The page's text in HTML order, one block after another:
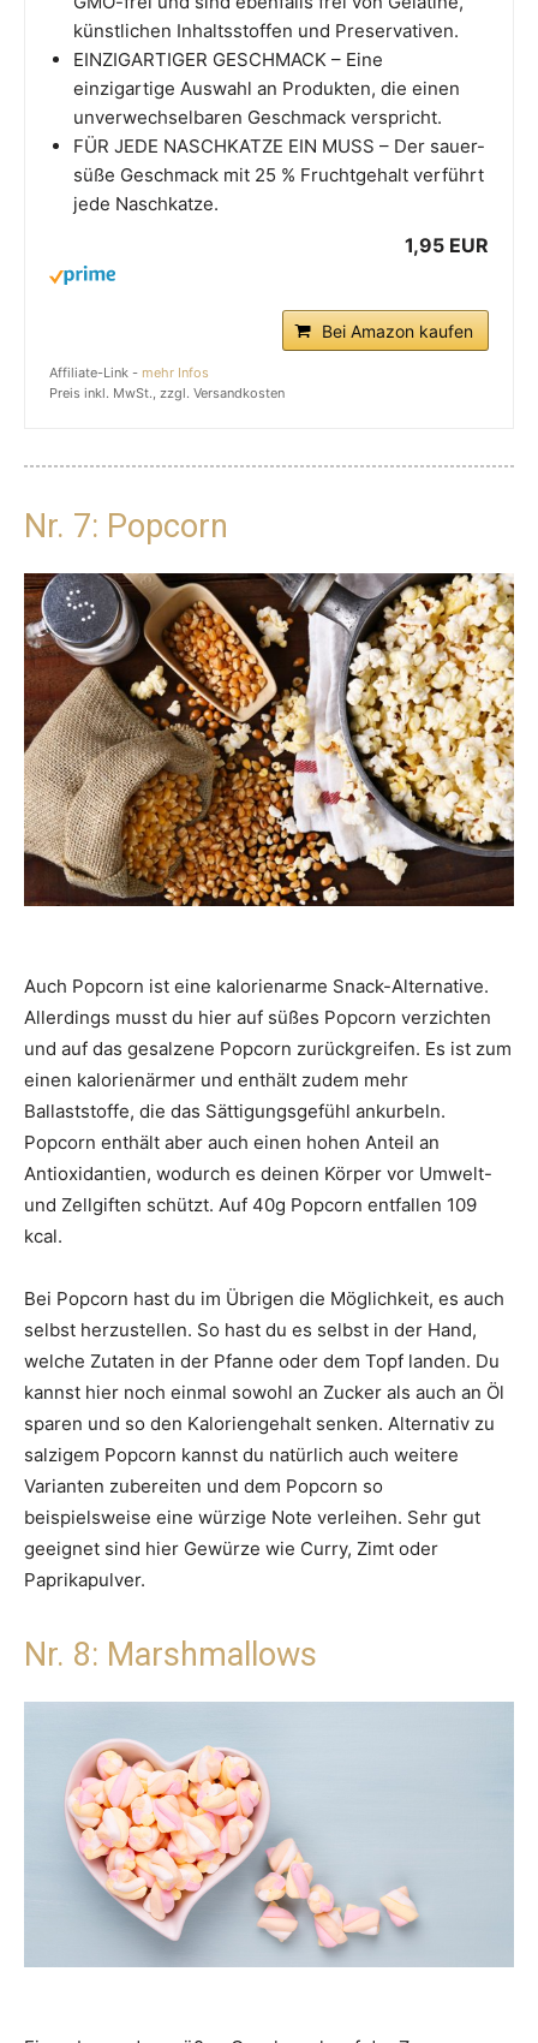
künstlichen Inhaltsstoffen und Preservativen.
EINZIGARTIGER GESCHMACK – Eine
einzigartige Auswahl an Produkten, die einen
unverwechselbaren Geschmack verspricht.
FÜR JEDE NASCHKATZE EIN MUSS – Der sauer-
süße Geschmack mit 25 % Fruchtgehalt verführt
jede Naschkatze.
1,95 EUR
Bei Amazon kaufen
Affiliate-Link - mehr Infos
Preis inkl. MwSt., zzgl. Versandkosten
Nr. 7: Popcorn
Auch Popcorn ist eine kalorienarme Snack-Alternative.
Allerdings musst du hier auf süßes Popcorn verzichten
und auf das gesalzene Popcorn zurückgreifen. Es ist zum
einen kalorienärmer und enthält zudem mehr
Ballaststoffe, die das Sättigungsgefühl ankurbeln.
Popcorn enthält aber auch einen hohen Anteil an
Antioxidantien, wodurch es deinen Körper vor Umwelt-
und Zellgiften schützt. Auf 40g Popcorn entfallen 109
kcal.
Bei Popcorn hast du im Übrigen die Möglichkeit, es auch
selbst herzustellen. So hast du es selbst in der Hand,
welche Zutaten in der Pfanne oder dem Topf landen. Du
kannst hier noch einmal sowohl an Zucker als auch an Öl
sparen und so den Kaloriengehalt senken. Alternativ zu
salzigem Popcorn kannst du natürlich auch weitere
Varianten zubereiten und dem Popcorn so
beispielsweise eine würzige Note verleihen. Sehr gut
geeignet sind hier Gewürze wie Curry, Zimt oder
Paprikapulver.
Nr. 8: Marshmallows